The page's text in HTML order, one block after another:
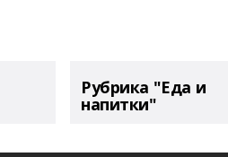
Рубрика "Еда и
напитки"